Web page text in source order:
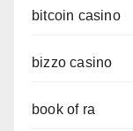
bitcoin casino
bizzo casino
book of ra